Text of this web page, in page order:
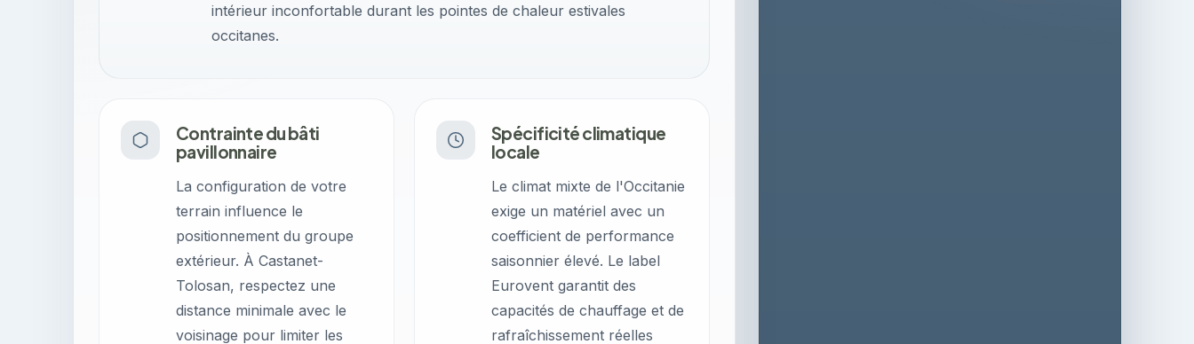
intérieur inconfortable durant les pointes de chaleur estivales
occitanes.
Contrainte du bâti
pavillonnaire
La configuration de votre
terrain influence le
positionnement du groupe
extérieur. À Castanet-
Tolosan, respectez une
distance minimale avec le
voisinage pour limiter les
Spécificité climatique
locale
Le climat mixte de l'Occitanie
exige un matériel avec un
coefficient de performance
saisonnier élevé. Le label
Eurovent garantit des
capacités de chauffage et de
rafraîchissement réelles